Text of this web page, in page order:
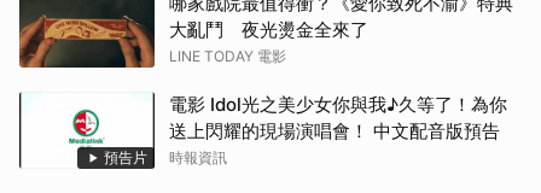
大亂鬥 夜光燙金全來了
LINE TODAY 電影
預告片
電影 Idol光之美少女你與我♪久等了！為你
送上閃耀的現場演唱會！ 中文配音版預告
時報資訊